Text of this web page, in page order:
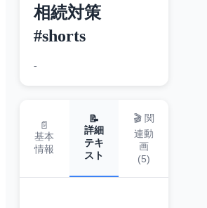
相続対策
#shorts
-
📄
基本
情報
📝
詳細
テキ
スト
🎬 関
連動
画
(5)